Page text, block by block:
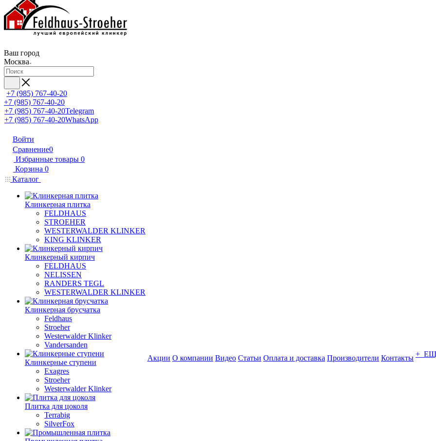
Ваш город
Москва
+7 (985) 767-40-20
+7 (985) 767-40-20
+7 (985) 767-40-20Telegram
+7 (985) 767-40-20WhatsApp
Войти
Сравнение0
Избранные товары 0
Корзина 0
Каталог
Клинкерная плитка
FELDHAUS
STROEHER
WESTERWALDER KLINKER
KING KLINKER
Клинкерный кирпич
FELDHAUS
NELISSEN
RANDERS TEGL
WESTERWALDER KLINKER
Клинкерная брусчатка
Feldhaus
Stroeher
Westerwalder Klinker
Vandersanden
Клинкерные ступени
Exagres
Stroeher
Westerwalder Klinker
Плитка для цоколя
Terrabig
SilverFox
Акции О компании Видео Статьи Оплата и доставка Производители Контакты +